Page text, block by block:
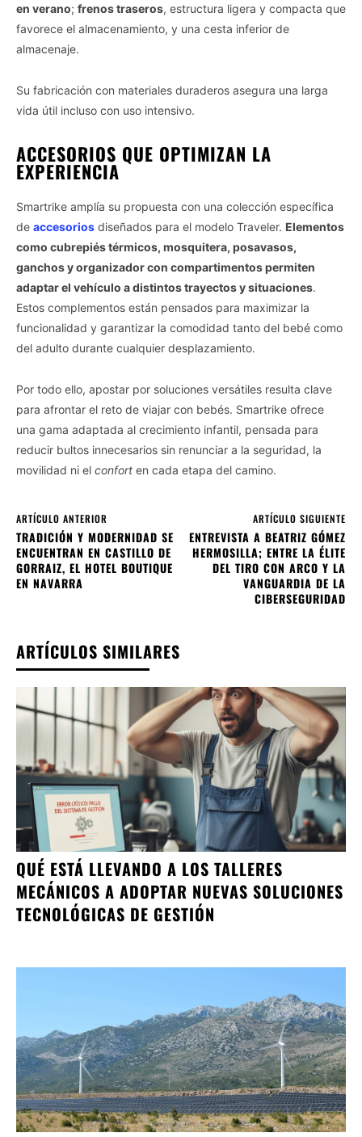
en verano; frenos traseros, estructura ligera y compacta que
favorece el almacenamiento, y una cesta inferior de
almacenaje.
Su fabricación con materiales duraderos asegura una larga
vida útil incluso con uso intensivo.
ACCESORIOS QUE OPTIMIZAN LA
EXPERIENCIA
Smartrike amplía su propuesta con una colección específica
de accesorios diseñados para el modelo Traveler. Elementos
como cubrepiés térmicos, mosquitera, posavasos,
ganchos y organizador con compartimentos permiten
adaptar el vehículo a distintos trayectos y situaciones.
Estos complementos están pensados para maximizar la
funcionalidad y garantizar la comodidad tanto del bebé como
del adulto durante cualquier desplazamiento.
Por todo ello, apostar por soluciones versátiles resulta clave
para afrontar el reto de viajar con bebés. Smartrike ofrece
una gama adaptada al crecimiento infantil, pensada para
reducir bultos innecesarios sin renunciar a la seguridad, la
movilidad ni el confort en cada etapa del camino.
ARTÍCULO ANTERIOR
TRADICIÓN Y MODERNIDAD SE
ENCUENTRAN EN CASTILLO DE
GORRAIZ, EL HOTEL BOUTIQUE
EN NAVARRA
ARTÍCULO SIGUIENTE
ENTREVISTA A BEATRIZ GÓMEZ
HERMOSILLA; ENTRE LA ÉLITE
DEL TIRO CON ARCO Y LA
VANGUARDIA DE LA
CIBERSEGURIDAD
ARTÍCULOS SIMILARES
QUÉ ESTÁ LLEVANDO A LOS TALLERES
MECÁNICOS A ADOPTAR NUEVAS SOLUCIONES
TECNOLÓGICAS DE GESTIÓN